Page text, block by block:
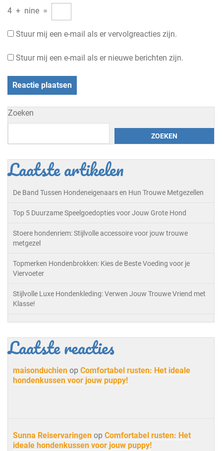
4 + nine =
Stuur mij een e-mail als er vervolgreacties zijn.
Stuur mij een e-mail als er nieuwe berichten zijn.
Zoeken
ZOEKEN
Laatste artikelen
De Band Tussen Hondeneigenaars en Hun Trouwe Metgezellen
Top 5 Duurzame Speelgoedopties voor Jouw Grote Hond
Stoere hondenriem: Stijlvolle accessoire voor jouw trouwe
metgezel
Topmerken Hondenbrokken: Kies de Beste Voeding voor je
Viervoeter
Stijlvolle Luxe Hondenkleding: Verwen Jouw Trouwe Vriend met
Klasse!
Laatste reacties
maisonduchien op Comfortabel rusten: Het ideale
hondenkussen voor jouw puppy!
Sunna Reiservaringen op Comfortabel rusten: Het
ideale hondenkussen voor jouw puppy!